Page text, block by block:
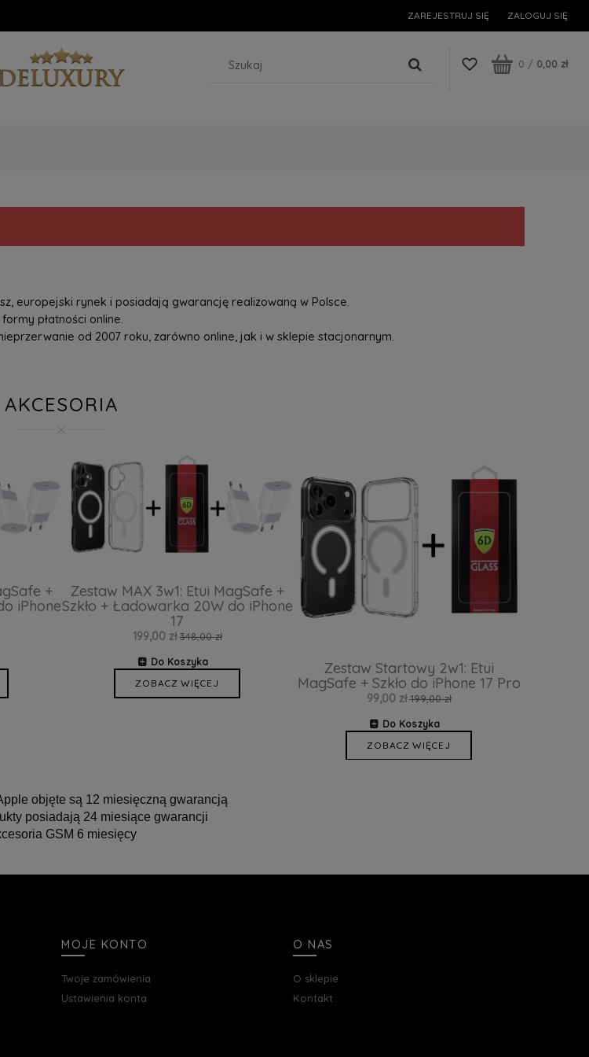
ZAREJESTRUJ SIĘ ZALOGUJ SIĘ
0 / 0,00 zł
europejski rynek i posiadają gwarancję realizowaną w Polsce.
płatności online.
od 2007 roku, zarówno online, jak i w sklepie stacjonarnym.
AKCESORIA
+
iPhone
Zestaw MAX 3w1: Etui MagSafe +
Szkło + Ładowarka 20W do iPhone
17
199,00 zł 348,00 zł
Do Koszyka
ZOBACZ WIĘCEJ
Zestaw Startowy 2w1: Etui
MagSafe + Szkło do iPhone 17 Pro
99,00 zł 199,00 zł
Do Koszyka
ZOBACZ WIĘCEJ
objęte są 12 miesięczną gwarancją
posiadają 24 miesiące gwarancji
GSM 6 miesięcy
MOJE KONTO
Twoje zamówienia
Ustawienia konta
O NAS
O sklepie
Kontakt